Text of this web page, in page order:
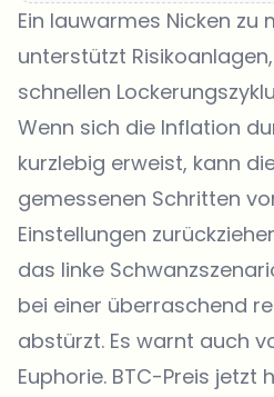
Ein lauwarmes Nicken zu
unterstützt
schnellen
Wenn sich die Inflation
kurzlebig erweist, kann
gemessenen Schritten
Einstellungen
das linke
bei einer überraschend
abstürzt. Es warnt auch
Euphorie. BTC-Preis jetzt